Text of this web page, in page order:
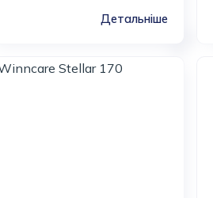
Детальніше